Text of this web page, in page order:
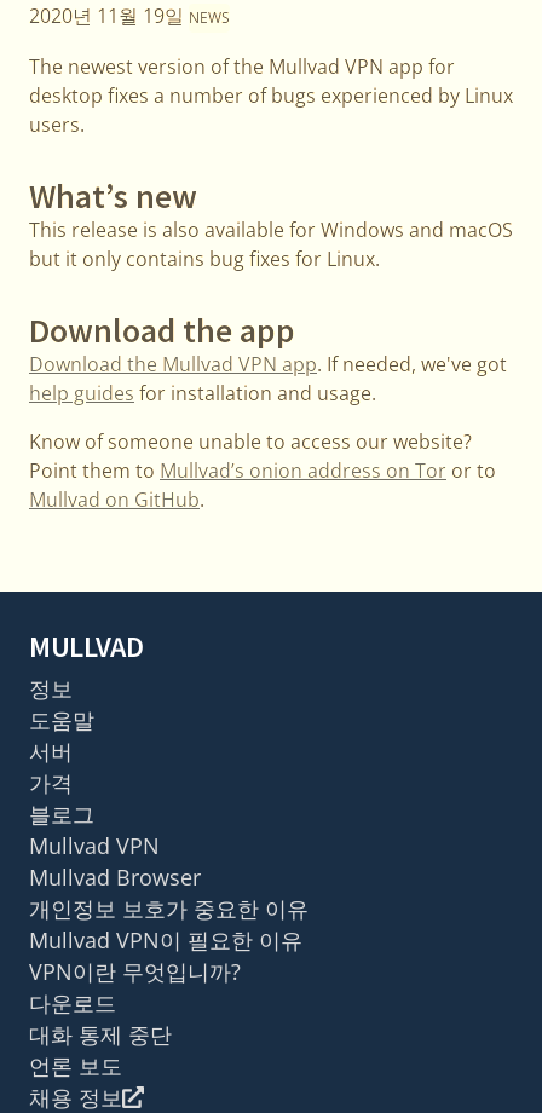
2020년 11월 19일 NEWS
The newest version of the Mullvad VPN app for
desktop fixes a number of bugs experienced by Linux
users.
What’s new
This release is also available for Windows and macOS
but it only contains bug fixes for Linux.
Download the app
Download the Mullvad VPN app. If needed, we've got
help guides for installation and usage.
Know of someone unable to access our website?
Point them to Mullvad’s onion address on Tor or to
Mullvad on GitHub.
MULLVAD
정보
도움말
서버
가격
블로그
Mullvad VPN
Mullvad Browser
개인정보 보호가 중요한 이유
Mullvad VPN이 필요한 이유
VPN이란 무엇입니까?
다운로드
대화 통제 중단
언론 보도
채용 정보